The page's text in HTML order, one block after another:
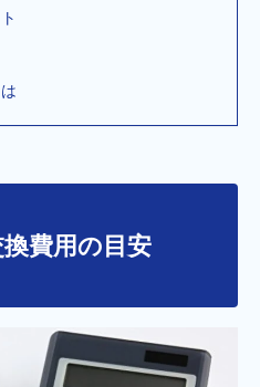
費用の目安